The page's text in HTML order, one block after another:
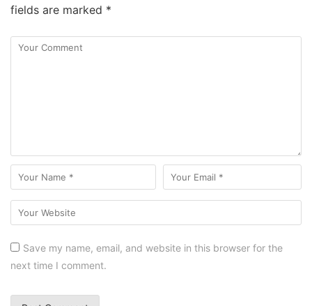
fields are marked *
Save my name, email, and website in this browser for the
next time I comment.